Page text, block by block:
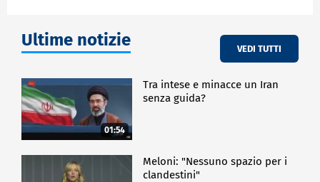
Ultime notizie VEDI TUTTI
01:54
Tra intese e minacce un Iran
senza guida?
Meloni: "Nessuno spazio per i
clandestini"